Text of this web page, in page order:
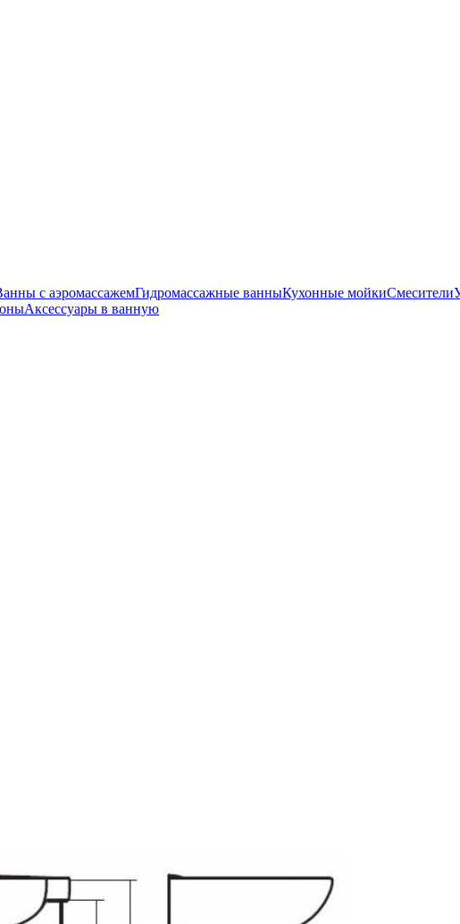
с аэромассажемГидромассажные ванныКухонные мойкиСмесители
Аксессуары в ванную